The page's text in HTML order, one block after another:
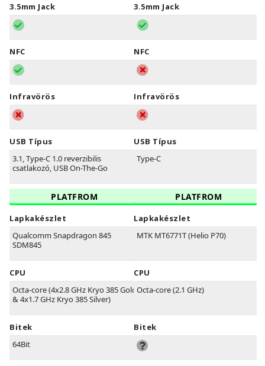
3.5mm Jack
NFC
Infravörös
USB Típus
3.1, Type-C 1.0 reverzibilis
csatlakozó, USB On-The-Go
PLATFROM
Lapkakészlet
Qualcomm Snapdragon 845
SDM845
CPU
Octa-core (4x2.8 GHz Kryo 385 Gold
& 4x1.7 GHz Kryo 385 Silver)
Bitek
64Bit
3.5mm Jack
NFC
Infravörös
USB Típus
Type-C
PLATFROM
Lapkakészlet
MTK MT6771T (Helio P70)
CPU
Octa-core (2.1 GHz)
Bitek